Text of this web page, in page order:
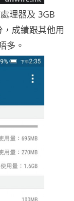
理器及 3GB
成績跟其他用
多。